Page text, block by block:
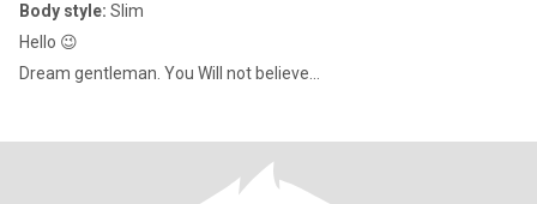
Body style: Slim
Hello 😉
Dream gentleman. You Will not believe...